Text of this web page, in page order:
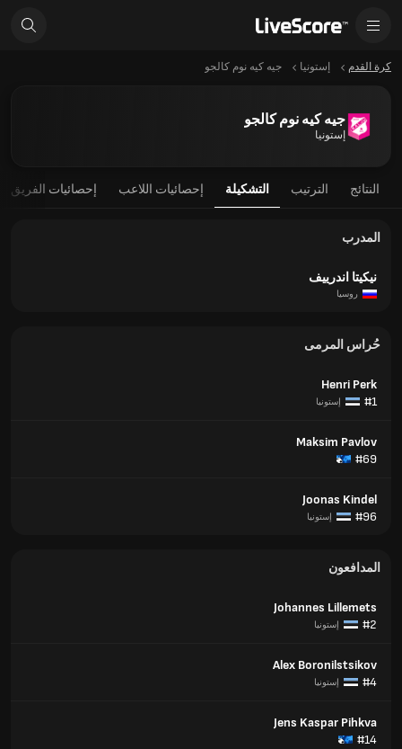
كرة القدم إستونيا جيه كيه نوم كالجو
جيه كيه نوم كالجو
إستونيا
النتائج الترتيب التشكيلة إحصائيات اللاعب إحصائيات الفريق
المدرب
نيكيتا اندرييف
روسيا
حُراس المرمى
Henri Perk
#1
إستونيا
Maksim Pavlov
#69
Joonas Kindel
#96
إستونيا
المدافعون
Johannes Lillemets
#2
إستونيا
Alex Boronilstsikov
#4
إستونيا
Jens Kaspar Pihkva
#14